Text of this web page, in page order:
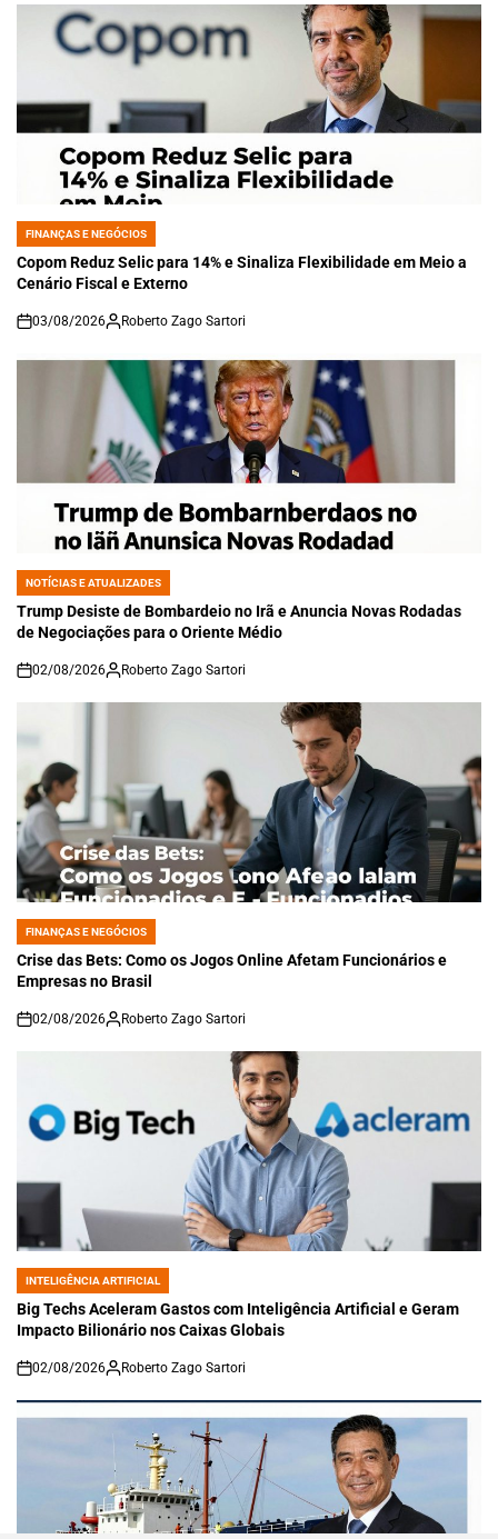
POSTED
IN
FINANÇAS E NEGÓCIOS
Copom Reduz Selic para 14% e Sinaliza Flexibilidade em Meio a
Cenário Fiscal e Externo
on
03/08/2026 Roberto Zago Sartori
POSTED
IN
NOTÍCIAS E ATUALIZADES
Trump Desiste de Bombardeio no Irã e Anuncia Novas Rodadas
de Negociações para o Oriente Médio
on
02/08/2026 Roberto Zago Sartori
POSTED
IN
FINANÇAS E NEGÓCIOS
Crise das Bets: Como os Jogos Online Afetam Funcionários e
Empresas no Brasil
on
02/08/2026 Roberto Zago Sartori
POSTED
IN
INTELIGÊNCIA ARTIFICIAL
Big Techs Aceleram Gastos com Inteligência Artificial e Geram
Impacto Bilionário nos Caixas Globais
on
02/08/2026 Roberto Zago Sartori